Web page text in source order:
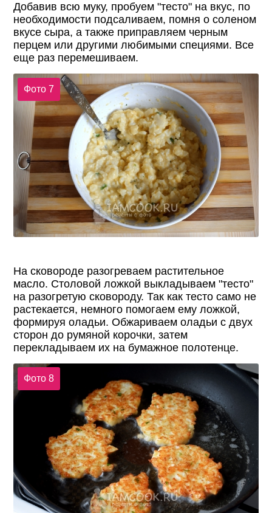
Добавив всю муку, пробуем "тесто" на вкус, по
необходимости подсаливаем, помня о соленом
вкусе сыра, а также приправляем черным
перцем или другими любимыми специями. Все
еще раз перемешиваем.
Фото 7
На сковороде разогреваем растительное
масло. Столовой ложкой выкладываем "тесто"
на разогретую сковороду. Так как тесто само не
растекается, немного помогаем ему ложкой,
формируя оладьи. Обжариваем оладьи с двух
сторон до румяной корочки, затем
перекладываем их на бумажное полотенце.
Фото 8